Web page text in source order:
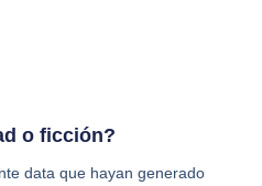
o ficción?
data que hayan generado